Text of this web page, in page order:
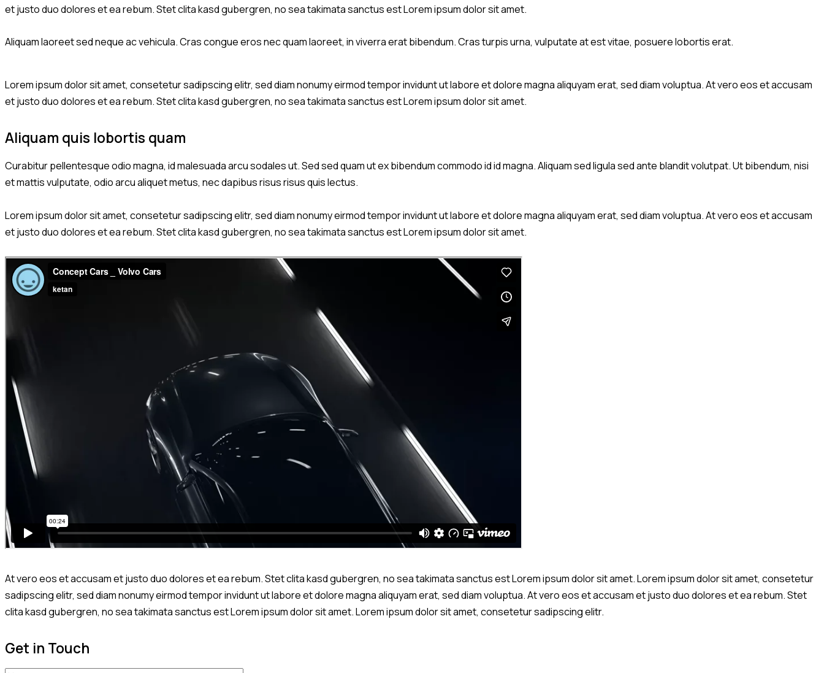
et justo duo dolores et ea rebum. Stet clita kasd gubergren, no sea takimata sanctus est Lorem ipsum dolor sit amet.
Aliquam laoreet sed neque ac vehicula. Cras congue eros nec quam laoreet, in viverra erat bibendum. Cras turpis urna, vulputate at est vitae, posuere lobortis erat.
Lorem ipsum dolor sit amet, consetetur sadipscing elitr, sed diam nonumy eirmod tempor invidunt ut labore et dolore magna aliquyam erat, sed diam voluptua. At vero eos et accusam
et justo duo dolores et ea rebum. Stet clita kasd gubergren, no sea takimata sanctus est Lorem ipsum dolor sit amet.
Aliquam quis lobortis quam
Curabitur pellentesque odio magna, id malesuada arcu sodales ut. Sed sed quam ut ex bibendum commodo id id magna. Aliquam sed ligula sed ante blandit volutpat. Ut bibendum, nisi
et mattis vulputate, odio arcu aliquet metus, nec dapibus risus risus quis lectus.
Lorem ipsum dolor sit amet, consetetur sadipscing elitr, sed diam nonumy eirmod tempor invidunt ut labore et dolore magna aliquyam erat, sed diam voluptua. At vero eos et accusam
et justo duo dolores et ea rebum. Stet clita kasd gubergren, no sea takimata sanctus est Lorem ipsum dolor sit amet.
At vero eos et accusam et justo duo dolores et ea rebum. Stet clita kasd gubergren, no sea takimata sanctus est Lorem ipsum dolor sit amet. Lorem ipsum dolor sit amet, consetetur
sadipscing elitr, sed diam nonumy eirmod tempor invidunt ut labore et dolore magna aliquyam erat, sed diam voluptua. At vero eos et accusam et justo duo dolores et ea rebum. Stet
clita kasd gubergren, no sea takimata sanctus est Lorem ipsum dolor sit amet. Lorem ipsum dolor sit amet, consetetur sadipscing elitr.
Get in Touch